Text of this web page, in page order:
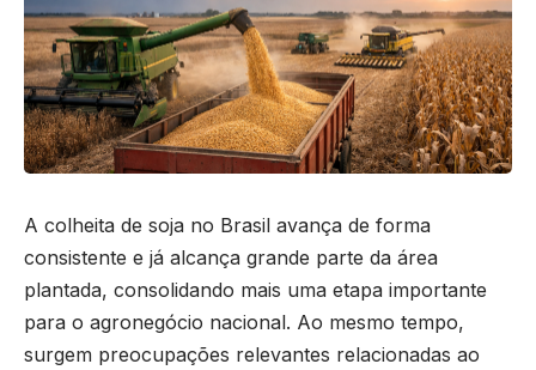
A colheita de soja no Brasil avança de forma
consistente e já alcança grande parte da área
plantada, consolidando mais uma etapa importante
para o agronegócio nacional. Ao mesmo tempo,
surgem preocupações relevantes relacionadas ao